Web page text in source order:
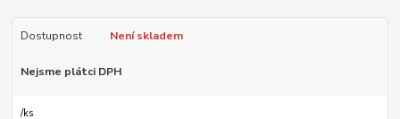
Dostupnost Není skladem
Nejsme plátci DPH
/ks